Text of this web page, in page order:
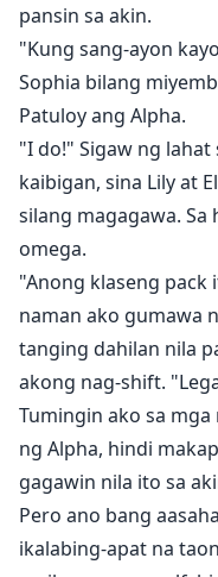
pansin sa akin.
"Kung sang-ayon
Sophia bilang
Patuloy ang Alpha.
"I do!" Sigaw ng
kaibigan, sina Lily at
silang magagawa.
omega.
"Anong klaseng pack
naman ako gumawa
tanging dahilan nila
akong nag-shift.
Tumingin ako sa
ng Alpha, hindi
gagawin nila ito sa
Pero ano bang
ikalabing-apat na